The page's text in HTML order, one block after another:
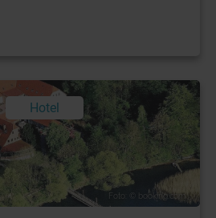
Hotel
Foto: © booking.com